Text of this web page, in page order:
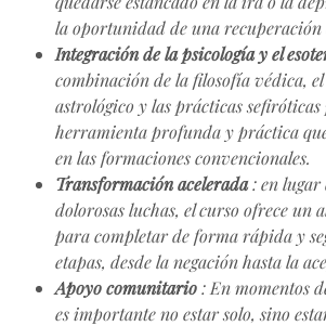
la oportunidad de una recuperación
Integración de la psicología y el
combinación de la filosofía védica,
astrológico y las prácticas
herramienta profunda y práctica
en las formaciones convencionales.
Transformación acelerada: en lugar
dolorosas luchas, el curso ofrece un
para completar de forma rápida y
etapas, desde la negación hasta la
Apoyo comunitario: En momentos
es importante no estar solo, sino